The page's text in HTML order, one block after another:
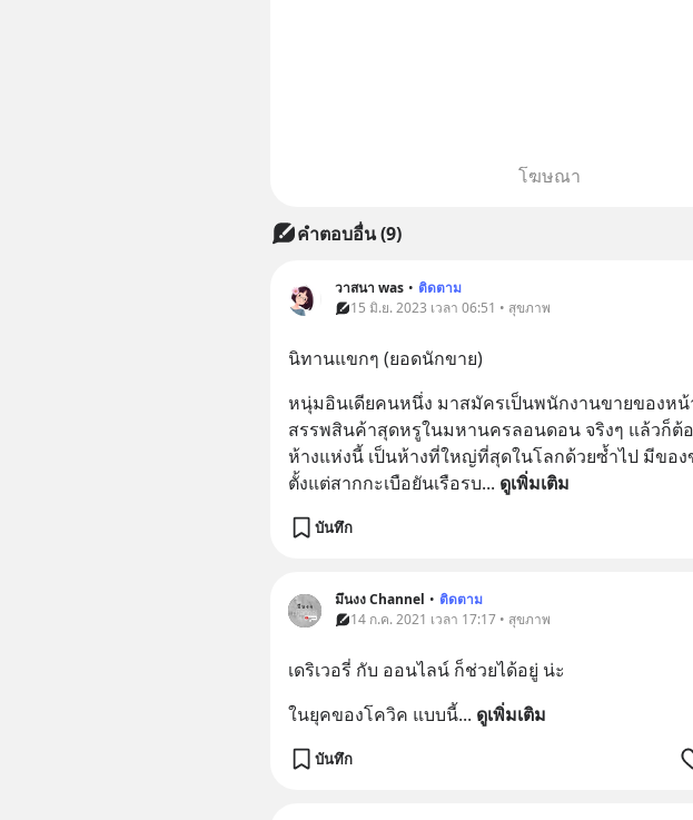
โฆษณา
คำตอบอื่น(9)
วาสนา was • ติดตาม
15 มิ.ย. 2023 เวลา 06:51 • สุขภาพ
นิทานแขกๆ (ยอดนักขาย)
หนุ่มอินเดียคนหนึ่ง มาสมัครเป็นพนักงานขายของหน้
สรรพสินค้าสุดหรูในมหานครลอนดอน จริงๆ แล้วก็ต้อ
ห้างแห่งนี้ เป็นห้างที่ใหญ่ที่สุดในโลกด้วยซ้ำไป มีของ
ตั้งแต่สากกะเบือยันเรือรบ... ดูเพิ่มเติม
บันทึก
มึนงง Channel • ติดตาม
14 ก.ค. 2021 เวลา 17:17 • สุขภาพ
เดริเวอรี่ กับ ออนไลน์ ก็ช่วยได้อยู่ น่ะ
ในยุคของโควิค แบบนี้... ดูเพิ่มเติม
บันทึก